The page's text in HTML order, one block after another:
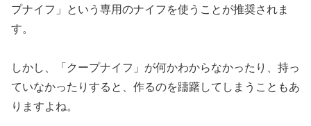
プナイフ」という専用のナイフを使うことが推奨されま
す。
しかし、「クープナイフ」が何かわからなかったり、持っ
ていなかったりすると、作るのを躊躇してしまうこともあ
りますよね。